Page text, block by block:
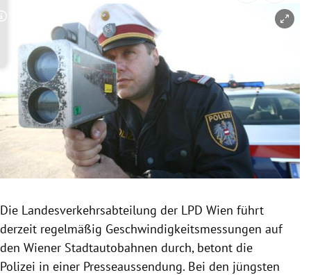
Untermenü
Untermenü
Untermenü
Untermenü
Untermenü
Untermenü
Copyright-Hinweis öffnen/schließen
Die Landesverkehrsabteilung der LPD Wien führt
derzeit regelmäßig Geschwindigkeitsmessungen auf
den Wiener Stadtautobahnen durch, betont die
Polizei in einer Presseaussendung. Bei den jüngsten